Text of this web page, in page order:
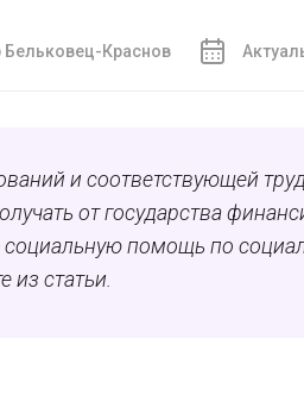
Краснов
и соответствующей
от государства
социальную помощь по
из статьи.